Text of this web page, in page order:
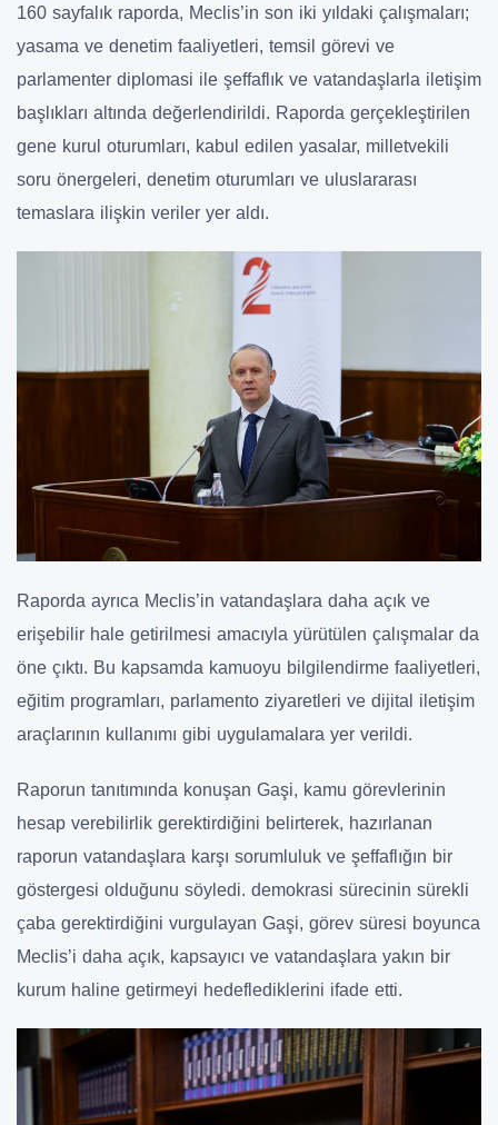
160 sayfalık raporda, Meclis’in son iki yıldaki çalışmaları;
yasama ve denetim faaliyetleri, temsil görevi ve
parlamenter diplomasi ile şeffaflık ve vatandaşlarla iletişim
başlıkları altında değerlendirildi. Raporda gerçekleştirilen
gene kurul oturumları, kabul edilen yasalar, milletvekili
soru önergeleri, denetim oturumları ve uluslararası
temaslara ilişkin veriler yer aldı.
Raporda ayrıca Meclis’in vatandaşlara daha açık ve
erişebilir hale getirilmesi amacıyla yürütülen çalışmalar da
öne çıktı. Bu kapsamda kamuoyu bilgilendirme faaliyetleri,
eğitim programları, parlamento ziyaretleri ve dijital iletişim
araçlarının kullanımı gibi uygulamalara yer verildi.
Raporun tanıtımında konuşan Gaşi, kamu görevlerinin
hesap verebilirlik gerektirdiğini belirterek, hazırlanan
raporun vatandaşlara karşı sorumluluk ve şeffaflığın bir
göstergesi olduğunu söyledi. demokrasi sürecinin sürekli
çaba gerektirdiğini vurgulayan Gaşi, görev süresi boyunca
Meclis’i daha açık, kapsayıcı ve vatandaşlara yakın bir
kurum haline getirmeyi hedeflediklerini ifade etti.